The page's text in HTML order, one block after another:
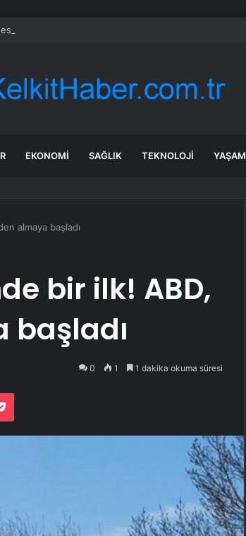
bugün neden fırlıyor?
EKONOMI SAĞLIK TEKNOLOJI YAŞAM
almaya başladı
bir ilk! ABD,
başladı
0 1 1 dakika okuma süresi
Pocket